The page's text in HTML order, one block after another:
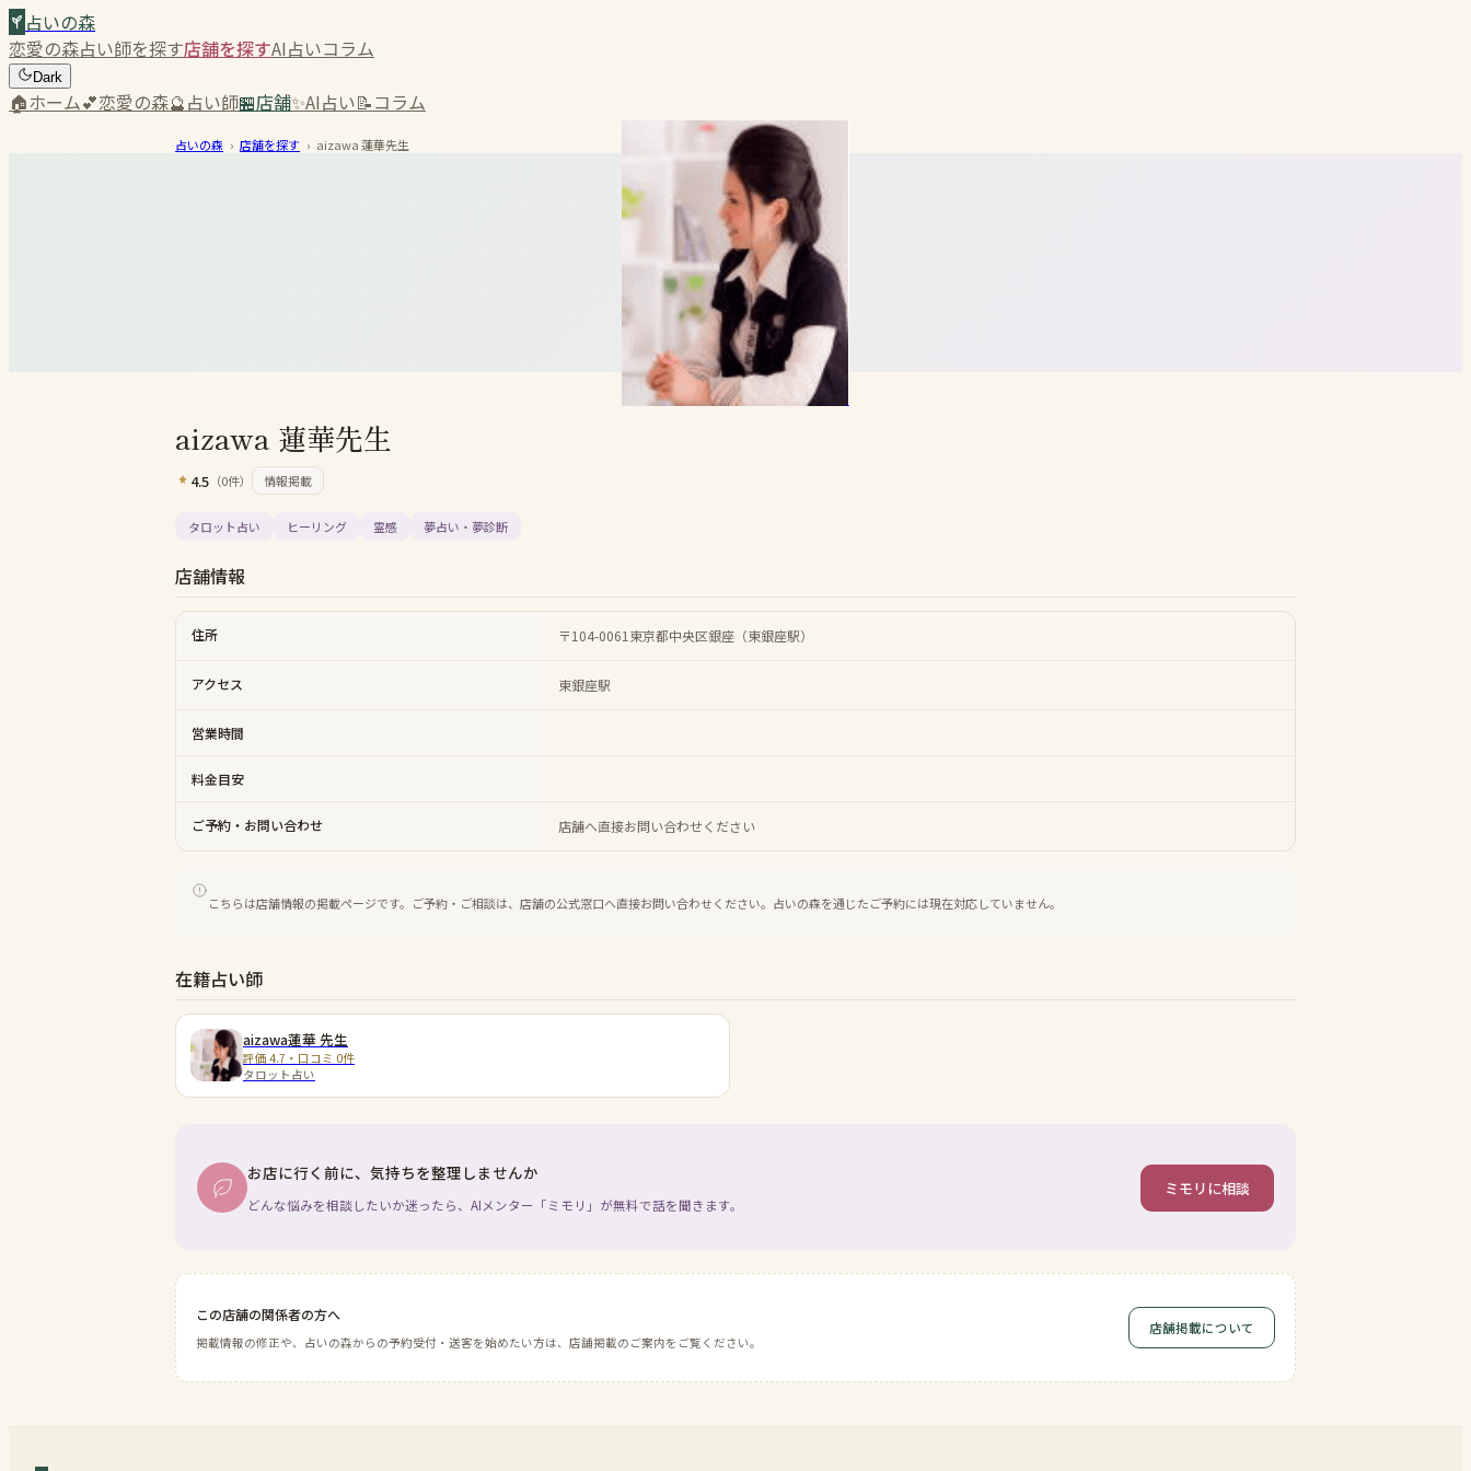
占いの森
恋愛の森占い師を探す店舗を探すAI占いコラム
Dark
🏠ホーム💕恋愛の森🔮占い師🏪店舗✨AI占い📝コラム
占いの森 › 店舗を探す › aizawa 蓮華先生
aizawa 蓮華先生
4.5 （0件） 情報掲載
タロット占い ヒーリング 霊感 夢占い・夢診断
店舗情報
住所 〒104-0061東京都中央区銀座（東銀座駅）
アクセス 東銀座駅
営業時間
料金目安
ご予約・お問い合わせ 店舗へ直接お問い合わせください
こちらは店舗情報の掲載ページです。ご予約・ご相談は、店舗の公式窓口へ直接お問い合わせください。占いの森を通じたご予約には現在対応していません。
在籍占い師
aizawa蓮華 先生
評価 4.7・口コミ 0件
タロット占い
お店に行く前に、気持ちを整理しませんか
どんな悩みを相談したいか迷ったら、AIメンター「ミモリ」が無料で話を聞きます。
ミモリに相談
この店舗の関係者の方へ
掲載情報の修正や、占いの森からの予約受付・送客を始めたい方は、店舗掲載のご案内をご覧ください。
店舗掲載について